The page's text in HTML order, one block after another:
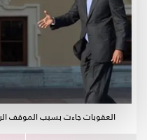
العقوبات جاءت بسبب الموقف